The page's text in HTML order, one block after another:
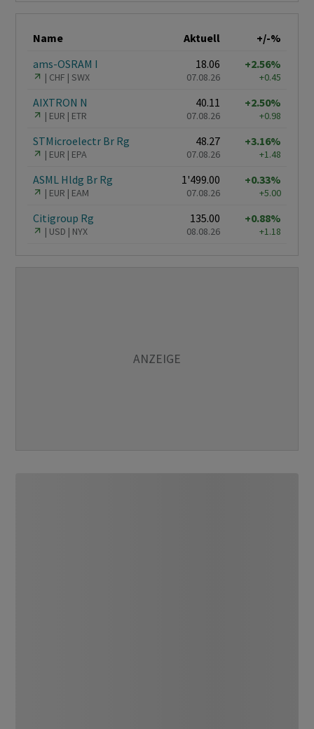
Name Aktuell
+/-%
ams-OSRAM I
CHF SWX
18.06
07.08.26
+2.56%
+0.45
AIXTRON N
EUR ETR
40.11
07.08.26
+2.50%
+0.98
STMicroelectr Br Rg
EUR EPA
48.27
07.08.26
+3.16%
+1.48
ASML Hldg Br Rg
EUR EAM
1'499.00
07.08.26
+0.33%
+5.00
Citigroup Rg
USD NYX
135.00
08.08.26
+0.88%
+1.18